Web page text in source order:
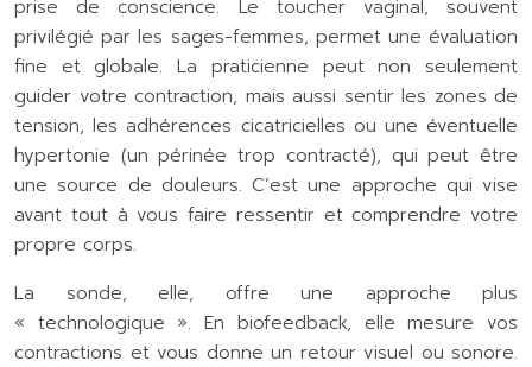
prise de conscience. Le toucher vaginal, souvent
privilégié par les sages-femmes, permet une évaluation
fine et globale. La praticienne peut non seulement
guider votre contraction, mais aussi sentir les zones de
tension, les adhérences cicatricielles ou une éventuelle
hypertonie (un périnée trop contracté), qui peut être
une source de douleurs. C’est une approche qui vise
avant tout à vous faire ressentir et comprendre votre
propre corps.
La sonde, elle, offre une approche plus
« technologique ». En biofeedback, elle mesure vos
contractions et vous donne un retour visuel ou sonore.